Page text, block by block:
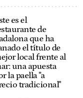
es el
de
que ha
el título de
local frente al
una apuesta
la paella "a
tradicional"